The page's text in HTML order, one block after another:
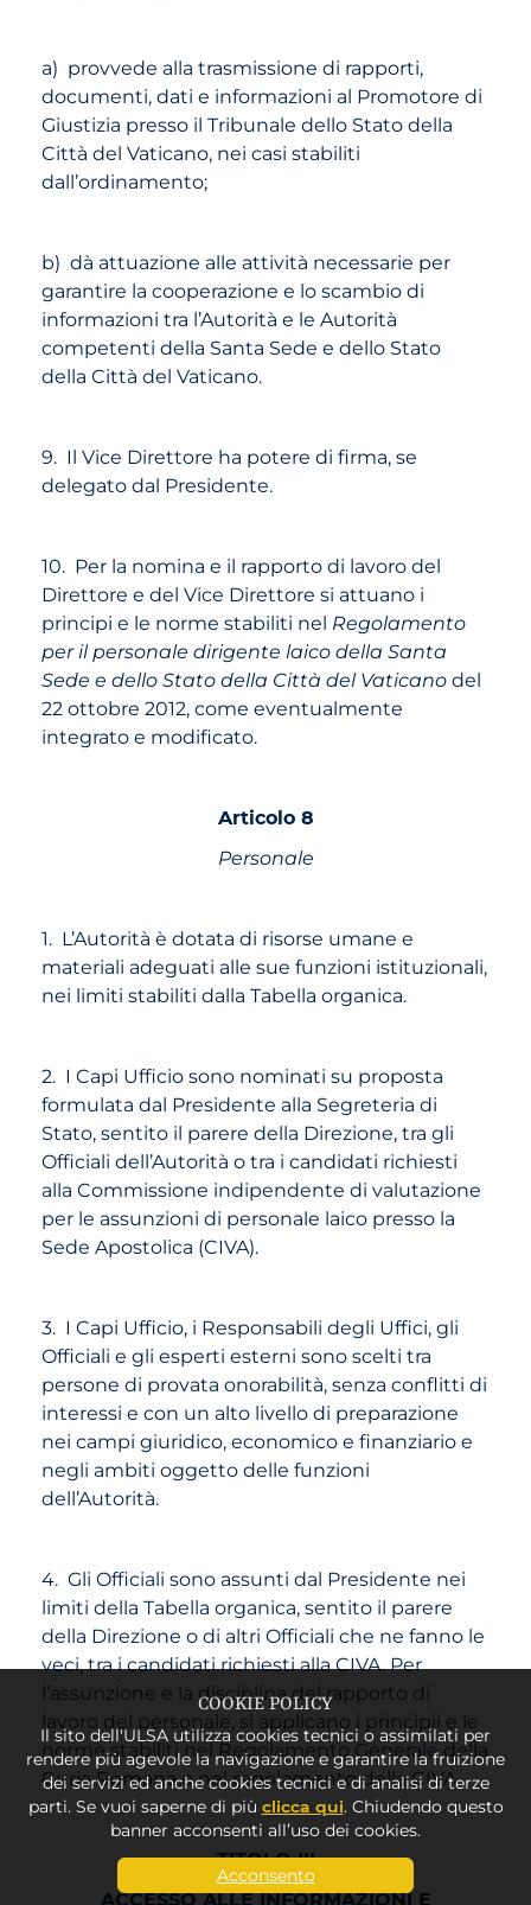
a) provvede alla trasmissione di rapporti,
documenti, dati e informazioni al Promotore di
Giustizia presso il Tribunale dello Stato della
Città del Vaticano, nei casi stabiliti
dall’ordinamento;
b) dà attuazione alle attività necessarie per
garantire la cooperazione e lo scambio di
informazioni tra l’Autorità e le Autorità
competenti della Santa Sede e dello Stato
della Città del Vaticano.
9. Il Vice Direttore ha potere di firma, se
delegato dal Presidente.
10. Per la nomina e il rapporto di lavoro del
Direttore e del Vice Direttore si attuano i
principi e le norme stabiliti nel Regolamento
per il personale dirigente laico della Santa
Sede e dello Stato della Città del Vaticanodel
22 ottobre 2012, come eventualmente
integrato e modificato.
Articolo 8
Personale
1. L’Autorità è dotata di risorse umane e
materiali adeguati alle sue funzioni istituzionali,
nei limiti stabiliti dalla Tabella organica.
2. I Capi Ufficio sono nominati su proposta
formulata dal Presidente alla Segreteria di
Stato, sentito il parere della Direzione, tra gli
Officiali dell’Autorità o tra i candidati richiesti
alla Commissione indipendente di valutazione
per le assunzioni di personale laico presso la
Sede Apostolica (CIVA).
3. I Capi Ufficio, i Responsabili degli Uffici, gli
Officiali e gli esperti esterni sono scelti tra
persone di provata onorabilità, senza conflitti di
interessi e con un alto livello di preparazione
nei campi giuridico, economico e finanziario e
negli ambiti oggetto delle funzioni
dell’Autorità.
4. Gli Officiali sono assunti dal Presidente nei
limiti della Tabella organica, sentito il parere
della Direzione o di altri Officiali che ne fanno le
veci, tra i candidati richiesti alla CIVA. Per
l’assunzione e la disciplina del rapporto di
lavoro del personale, si applicano i principii e le
norme stabiliti nel Regolamento Generale della
Curia Romana e nel regolamento della CIVA.
TITOLO III
ACCESSO ALLE INFORMAZIONI E
COOKIE POLICY
Il sito dell'ULSA utilizza cookies tecnici o assimilati per
rendere più agevole la navigazione e garantire la fruizione
dei servizi ed anche cookies tecnici e di analisi di terze
parti. Se vuoi saperne di più clicca qui. Chiudendo questo
banner acconsenti all’uso dei cookies.
Acconsento